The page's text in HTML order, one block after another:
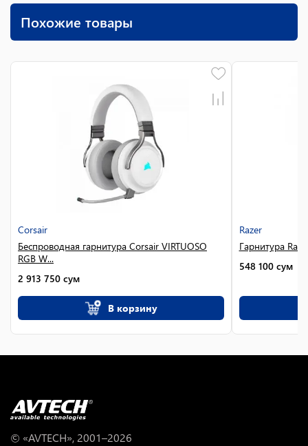
Похожие товары
Corsair
Беспроводная гарнитура Corsair VIRTUOSO
RGB W...
2 913 750 сум
В корзину
Razer
Гарнитура
548 100 сум
© «AVTECH», 2001–2026